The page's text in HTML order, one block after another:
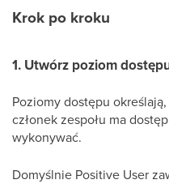
Krok po kroku
1. Utwórz poziom
Poziomy dostępu
członek zespołu ma
wykonywać.
Domyślnie Positive User